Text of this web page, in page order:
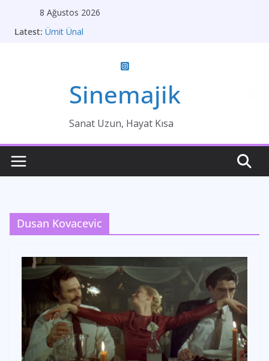
8 Ağustos 2026
Latest: Ümit Ünal
Kırık Bir Aşk Hikayesi
Sinemajik
Sanat Uzun, Hayat Kısa
Dusan Kovacevic